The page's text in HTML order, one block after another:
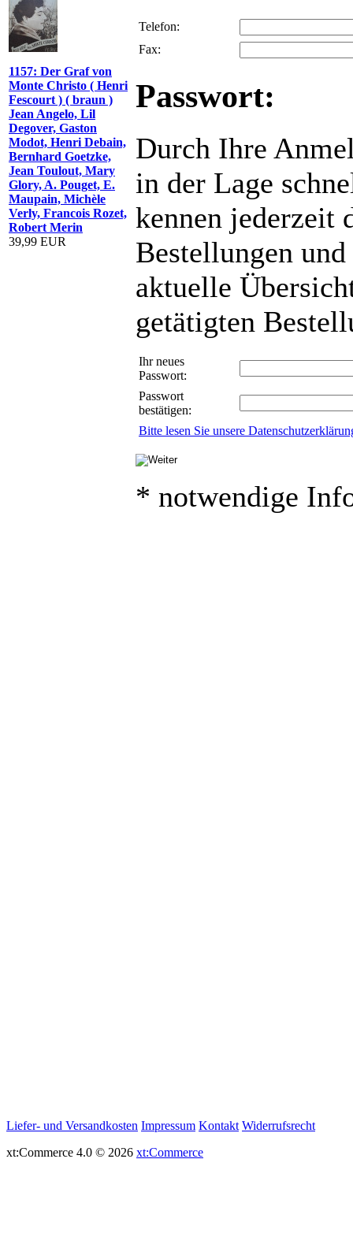
1157: Der Graf von
Monte Christo ( Henri
Fescourt ) ( braun )
Jean Angelo, Lil
Degover, Gaston
Modot, Henri Debain,
Bernhard Goetzke,
Jean Toulout, Mary
Glory, A. Pouget, E.
Maupain, Michèle
Verly, Francois Rozet,
Robert Merin
39,99 EUR
Telefon:
Fax:
Passwort:
Durch Ihre
in der Lage
kennen jederzeit
Bestellungen
aktuelle
getätigten
Ihr neues
Passwort:
Passwort
bestätigen:
Bitte lesen Sie unsere
* notwendige
Liefer- und Versandkosten Impressum Kontakt Widerrufsrecht
xt:Commerce 4.0 © 2026 xt:Commerce